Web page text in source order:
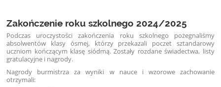
Zakończenie roku szkolnego 2024/2025
Podczas uroczystości zakończenia roku szkolnego pożegnaliśmy
absolwentów klasy ósmej, którzy przekazali poczet sztandarowy
uczniom kończącym klasę siódmą. Zostały rozdane świadectwa, listy
gratulacyjne i nagrody.
Nagrody burmistrza za wyniki w nauce i wzorowe zachowanie
otrzymali: